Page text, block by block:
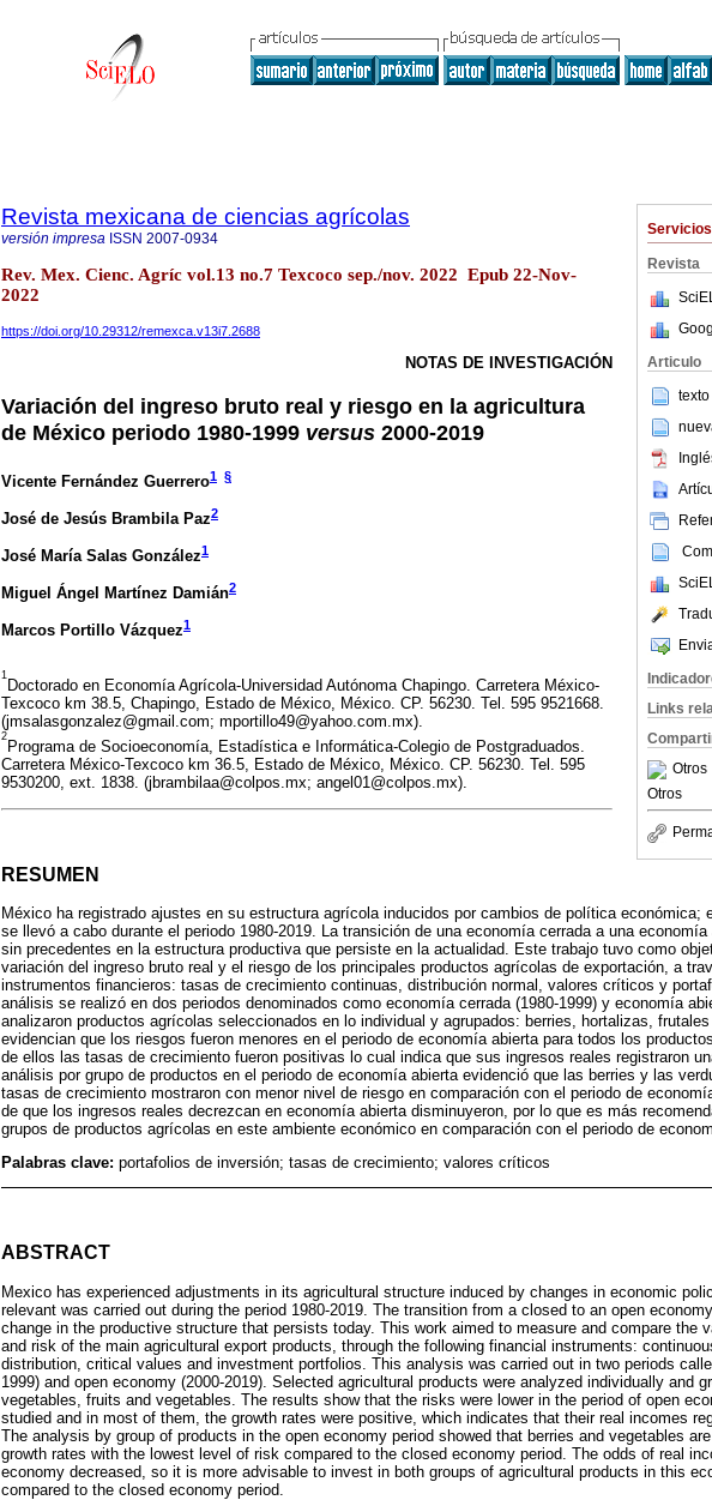
Revista
Articulo
texto
Links
Otros
Otros
Revista mexicana de ciencias agrícolas
versión impresa ISSN 2007-0934
Rev. Mex. Cienc. Agríc vol.13 no.7 Texcoco sep./nov. 2022 Epub 22-Nov-
2022
https://doi.org/10.29312/remexca.v13i7.2688
NOTAS DE INVESTIGACIÓN
Variación del ingreso bruto real y riesgo en la agricultura
de México periodo 1980-1999 versus 2000-2019
Vicente Fernández Guerrero1 §
José de Jesús Brambila Paz2
José María Salas González1
Miguel Ángel Martínez Damián2
Marcos Portillo Vázquez1
1
Doctorado en Economía Agrícola-Universidad Autónoma Chapingo. Carretera México-
Texcoco km 38.5, Chapingo, Estado de México, México. CP. 56230. Tel. 595 9521668.
(jmsalasgonzalez@gmail.com; mportillo49@yahoo.com.mx).
2
Programa de Socioeconomía, Estadística e Informática-Colegio de Postgraduados.
Carretera México-Texcoco km 36.5, Estado de México, México. CP. 56230. Tel. 595
9530200, ext. 1838. (jbrambilaa@colpos.mx; angel01@colpos.mx).
RESUMEN
México ha registrado ajustes en su estructura agrícola inducidos por cambios de política económica;
se llevó a cabo durante el periodo 1980-2019. La transición de una economía cerrada a una
sin precedentes en la estructura productiva que persiste en la actualidad. Este trabajo tuvo como
variación del ingreso bruto real y el riesgo de los principales productos agrícolas de exportación, a
instrumentos financieros: tasas de crecimiento continuas, distribución normal, valores críticos y
análisis se realizó en dos periodos denominados como economía cerrada (1980-1999) y economía
analizaron productos agrícolas seleccionados en lo individual y agrupados: berries, hortalizas,
evidencian que los riesgos fueron menores en el periodo de economía abierta para todos los
de ellos las tasas de crecimiento fueron positivas lo cual indica que sus ingresos reales registraron
análisis por grupo de productos en el periodo de economía abierta evidenció que las berries y las
tasas de crecimiento mostraron con menor nivel de riesgo en comparación con el periodo de
de que los ingresos reales decrezcan en economía abierta disminuyeron, por lo que es más
grupos de productos agrícolas en este ambiente económico en comparación con el periodo de
Palabras clave: portafolios de inversión; tasas de crecimiento; valores críticos
ABSTRACT
Mexico has experienced adjustments in its agricultural structure induced by changes in economic
relevant was carried out during the period 1980-2019. The transition from a closed to an open
change in the productive structure that persists today. This work aimed to measure and compare the
and risk of the main agricultural export products, through the following financial instruments:
distribution, critical values and investment portfolios. This analysis was carried out in two periods
1999) and open economy (2000-2019). Selected agricultural products were analyzed individually and
vegetables, fruits and vegetables. The results show that the risks were lower in the period of open
studied and in most of them, the growth rates were positive, which indicates that their real incomes
The analysis by group of products in the open economy period showed that berries and vegetables
growth rates with the lowest level of risk compared to the closed economy period. The odds of real
economy decreased, so it is more advisable to invest in both groups of agricultural products in this
compared to the closed economy period.